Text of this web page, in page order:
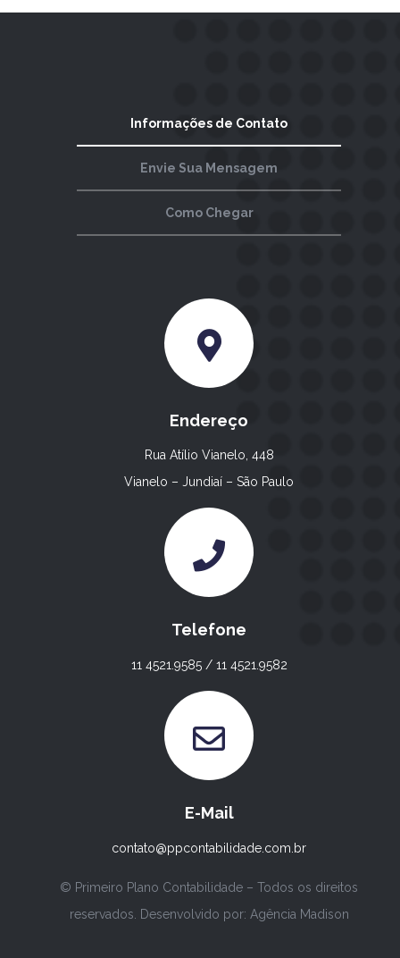
Informações de Contato
Envie Sua Mensagem
Como Chegar
Endereço
Rua Atílio Vianelo, 448
Vianelo – Jundiaí – São Paulo
Telefone
11 4521.9585 / 11 4521.9582
E-Mail
contato@ppcontabilidade.com.br
© Primeiro Plano Contabilidade – Todos os direitos
reservados. Desenvolvido por: Agência Madison